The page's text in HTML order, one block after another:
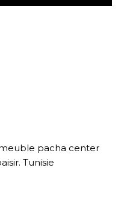
pacha center
Tunisie